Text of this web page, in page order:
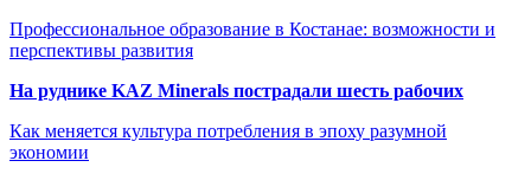
Профессиональное образование в Костанае: возможности и
перспективы развития
На руднике KAZ Minerals пострадали шесть рабочих
Как меняется культура потребления в эпоху разумной
экономии